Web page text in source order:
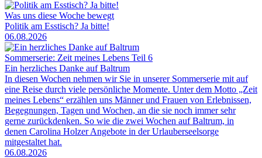
Was uns diese Woche bewegt
Politik am Esstisch? Ja bitte!
06.08.2026
Sommerserie: Zeit meines Lebens Teil 6
Ein herzliches Danke auf Baltrum
In diesen Wochen nehmen wir Sie in unserer Sommerserie mit auf
eine Reise durch viele persönliche Momente. Unter dem Motto „Zeit
meines Lebens“ erzählen uns Männer und Frauen von Erlebnissen,
Begegnungen, Tagen und Wochen, an die sie noch immer sehr
gerne zurückdenken. So wie die zwei Wochen auf Baltrum, in
denen Carolina Holzer Angebote in der Urlauberseelsorge
mitgestaltet hat.
06.08.2026